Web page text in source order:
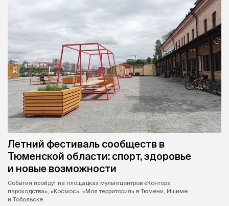
Летний фестиваль сообществ в
Тюменской области: спорт, здоровье
и новые возможности
События пройдут на площадках мультицентров «Контора
пароходства», «Космос», «Моя территория» в Тюмени, Ишиме
и Тобольске.